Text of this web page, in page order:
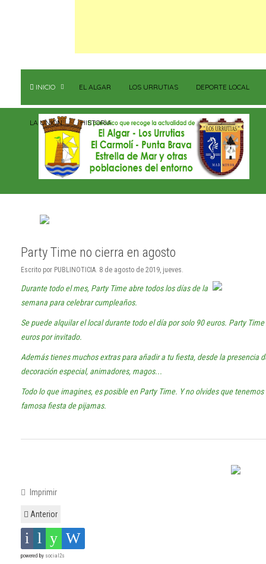
INICIO EL ALGAR LOS URRUTIAS DEPORTE LOCAL
LA UNIÓN HISTORIA
Party Time no cierra en agosto
Escrito por PUBLINOTICIA. 8 de agosto de 2019, jueves.
Durante todo el mes, Party Time abre todos los días de la
semana para celebrar cumpleaños.
Se puede alquilar el local durante todo el día por solo 90 euros. Party
euros por invitado.
Además tienes muchos extras para añadir a tu fiesta, desde la presencia
decoración especial, animadores, magos...
Todo lo que imagines, es posible en Party Time. Y no olvides que
famosa fiesta de pijamas.
Imprimir
Anterior
powered by social2s